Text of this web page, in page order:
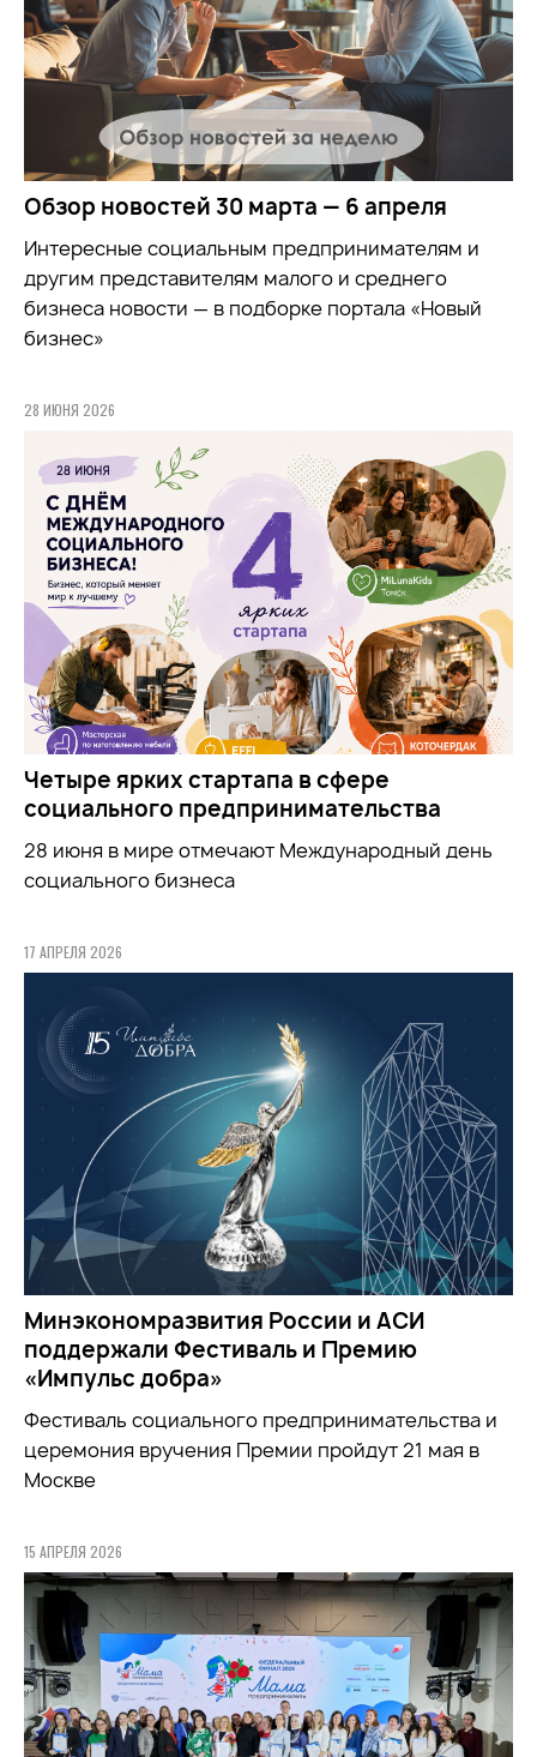
Обзор новостей 30 марта — 6 апреля
Интересные социальным предпринимателям и
другим представителям малого и среднего
бизнеса новости — в подборке портала «Новый
бизнес»
28 ИЮНЯ 2026
Четыре ярких стартапа в сфере
социального предпринимательства
28 июня в мире отмечают Международный день
социального бизнеса
17 АПРЕЛЯ 2026
Минэкономразвития России и АСИ
поддержали Фестиваль и Премию
«Импульс добра»
Фестиваль социального предпринимательства и
церемония вручения Премии пройдут 21 мая в
Москве
15 АПРЕЛЯ 2026